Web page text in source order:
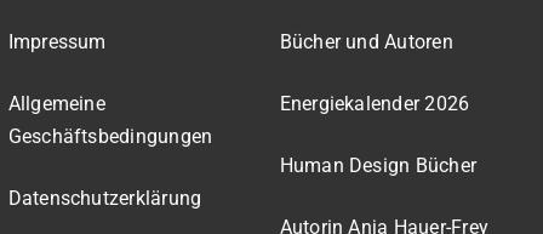
Impressum
Allgemeine
Geschäftsbedingungen
Datenschutzerklärung
Bücher und Autoren
Energiekalender 2026
Human Design Bücher
Autorin Anja Hauer-Frey